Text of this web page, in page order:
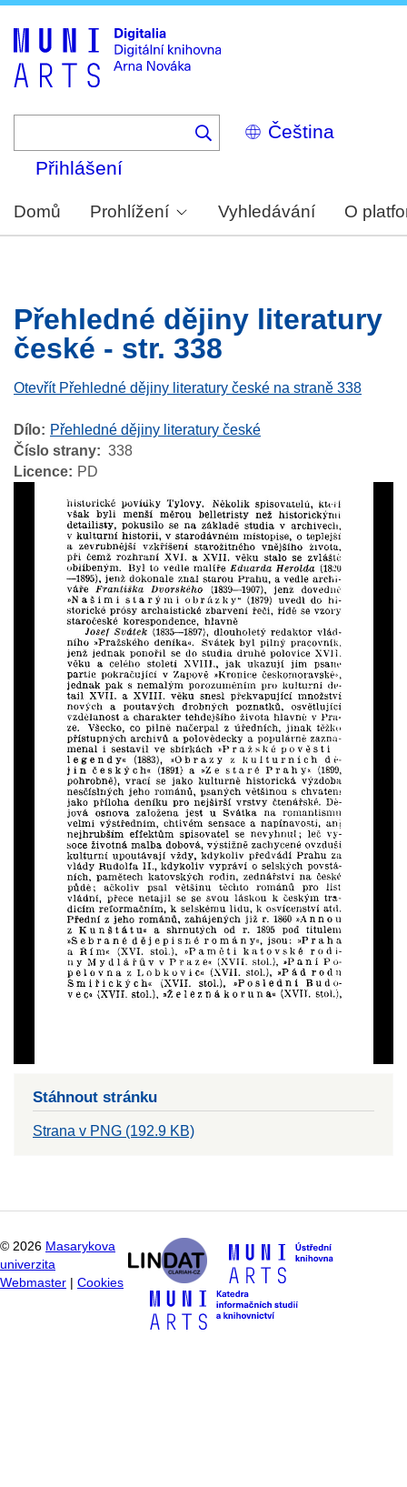
Select
your
Přihlášení
Domů Prohlížení Vyhledávání O
Přehledné dějiny literatury
české - str. 338
Otevřít Přehledné dějiny literatury české na straně 338
Dílo
Přehledné dějiny literatury české
Číslo strany
338
Licence
PD
Stáhnout stránku
Strana v PNG (192.9 KB)
© 2026 Masarykova
univerzita
Webmaster
Cookies